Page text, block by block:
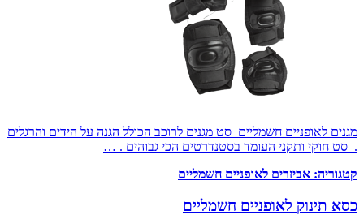
מגנים לאופניים חשמליים סט מגנים לרוכב הכולל הגנה על הידים והרגלים
. סט חוקי ותקני העומד בסטנדרטים הכי גבוהים . …
קטגוריה: אביזרים לאופניים חשמליים
כסא תינוק לאופניים חשמליים